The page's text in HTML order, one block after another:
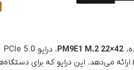
PM9E1 M.2 22×42
۴۲ میلی‌متر) ارائه می‌دهد. این درایو که